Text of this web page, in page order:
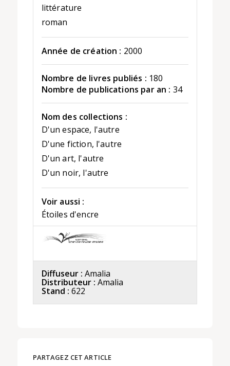
littérature
roman
Année de création : 2000
Nombre de livres publiés : 180
Nombre de publications par an : 34
Nom des collections :
D'un espace, l'autre
D'une fiction, l'autre
D'un art, l'autre
D'un noir, l'autre
Voir aussi :
Étoiles d'encre
Diffuseur : Amalia
Distributeur : Amalia
Stand : 622
PARTAGEZ CET ARTICLE